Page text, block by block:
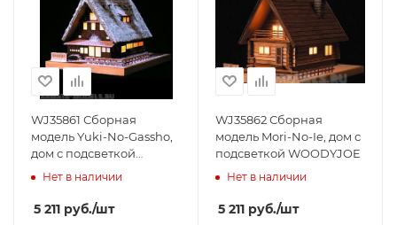
WJ35861 Сборная
модель Yuki-No-Gassho,
дом с подсветкой
WOODYJOE
Нет в наличии
5 211 руб./шт
WJ35862 Сборная
модель Mori-No-Ie, дом с
подсветкой WOODYJOE
Нет в наличии
5 211 руб./шт